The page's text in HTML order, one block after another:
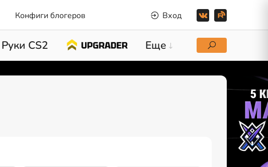
Конфиги блогеров Вход
Руки CS2 Еще